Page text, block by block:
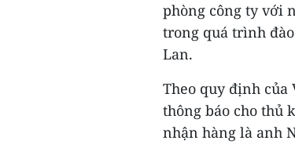
phòng công ty với
trong quá trình
Lan.
Theo quy định của
thông báo cho thủ
nhận hàng là anh